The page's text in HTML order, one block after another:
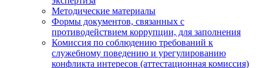
Методические материалы
Формы документов, связанных с
противодействием коррупции, для заполнения
Комиссия по соблюдению требований к
служебному поведению и урегулированию
конфликта интересов (аттестационная комиссия)